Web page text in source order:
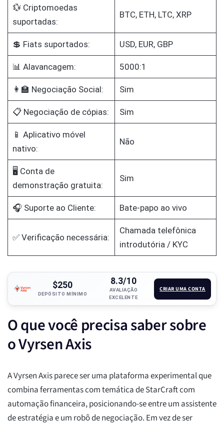
💱 Criptomoedas
suportadas:
BTC, ETH, LTC, XRP
💲 Fiats suportados: USD, EUR, GBP
📊 Alavancagem: 5000:1
👩‍🏫 Negociação Social: Sim
📋 Negociação de cópias: Sim
📱 Aplicativo móvel
nativo:
Não
🖥️ Conta de
demonstração gratuita:
Sim
🎧 Suporte ao Cliente: Bate-papo ao vivo
✅ Verificação necessária:
Chamada telefônica
introdutória / KYC
$250
DEPÓSITO MÍNIMO
8.3/10
AVALIAÇÃO
EXCELENTE
CRIAR UMA CONTA
O que você precisa saber sobre
o Vyrsen Axis
A Vyrsen Axis parece ser uma plataforma experimental que
combina ferramentas com temática de StarCraft com
automação financeira, posicionando-se entre um assistente
de estratégia e um robô de negociação. Em vez de ser